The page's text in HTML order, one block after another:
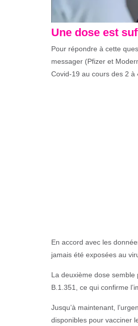
Une dose est
Pour répondre à cette
messager (Pfizer et
Covid-19 au cours des 2 à
En accord avec les
jamais été exposées au
La deuxième dose
B.1.351, ce qui confirme
Jusqu’à maintenant,
disponibles pour vacciner